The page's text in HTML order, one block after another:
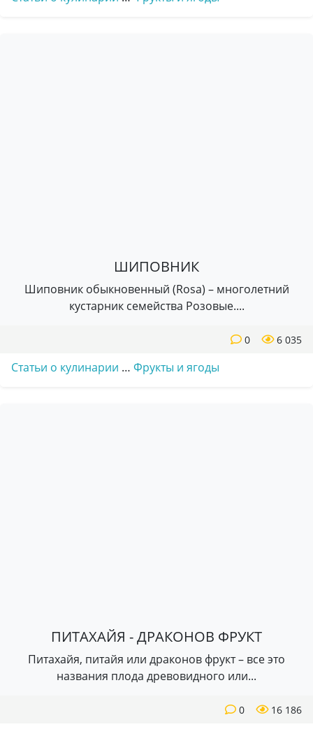
ШИПОВНИК
Шиповник обыкновенный (Rosa) – многолетний
кустарник семейства Розовые....
6 035
0
Статьи о кулинарии … Фрукты и ягоды
ПИТАХАЙЯ - ДРАКОНОВ ФРУКТ
Питахайя, питайя или драконов фрукт – все это
названия плода древовидного или...
16 186
0